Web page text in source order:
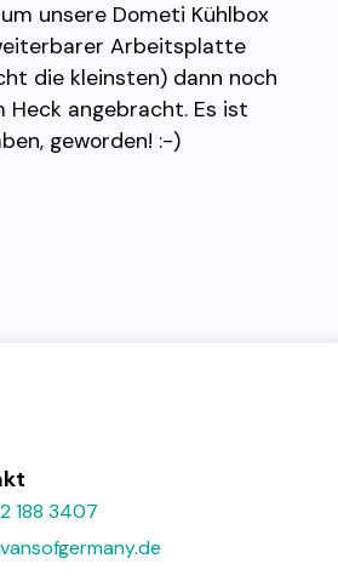
unsere Dometi Kühlbox
Arbeitsplatte
die kleinsten) dann noch
Heck angebracht. Es ist
geworden! :-)
188 3407